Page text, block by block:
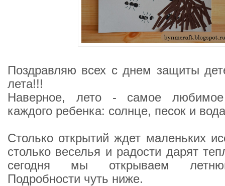
Поздравляю всех с днем защиты
лета!!!
Наверное, лето - самое
каждого ребенка: солнце, песок и
Столько открытий ждет маленьких
столько веселья и радости дарят
сегодня мы открываем
Подробности чуть ниже.